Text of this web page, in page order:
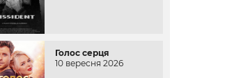
Голос серця
10 вересня 2026